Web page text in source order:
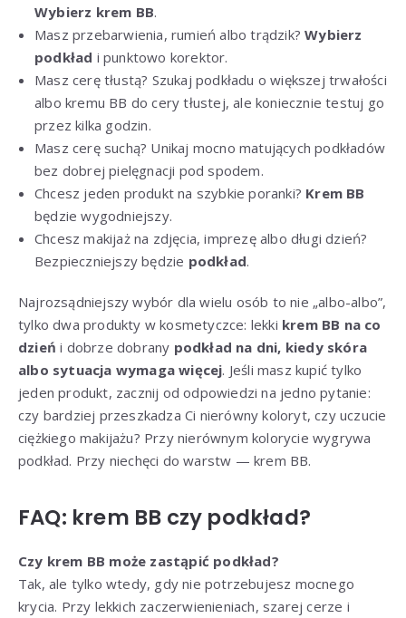
Wybierz krem BB.
Masz przebarwienia, rumień albo trądzik?Wybierz
podkład i punktowo korektor.
Masz cerę tłustą? Szukaj podkładu o większej trwałości
albo kremu BB do cery tłustej, ale koniecznie testuj go
przez kilka godzin.
Masz cerę suchą? Unikaj mocno matujących podkładów
bez dobrej pielęgnacji pod spodem.
Chcesz jeden produkt na szybkie poranki? Krem BB
będzie wygodniejszy.
Chcesz makijaż na zdjęcia, imprezę albo długi dzień?
Bezpieczniejszy będzie podkład.
Najrozsądniejszy wybór dla wielu osób to nie „albo-albo”,
tylko dwa produkty w kosmetyczce: lekki krem BB na co
dzień i dobrze dobrany podkład na dni, kiedy skóra
albo sytuacja wymaga więcej. Jeśli masz kupić tylko
jeden produkt, zacznij od odpowiedzi na jedno pytanie:
czy bardziej przeszkadza Ci nierówny koloryt, czy uczucie
ciężkiego makijażu? Przy nierównym kolorycie wygrywa
podkład. Przy niechęci do warstw — krem BB.
FAQ: krem BB czy podkład?
Czy krem BB może zastąpić podkład?
Tak, ale tylko wtedy, gdy nie potrzebujesz mocnego
krycia. Przy lekkich zaczerwienieniach, szarej cerze i